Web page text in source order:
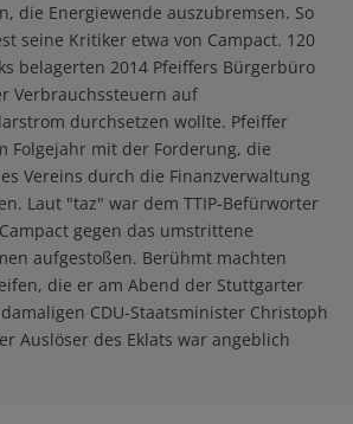
die Energiewende auszubremsen. So
seine Kritiker etwa von Campact. 120
belagerten 2014 Pfeiffers Bürgerbüro
Verbrauchssteuern auf
durchsetzen wollte. Pfeiffer
Folgejahr mit der Forderung, die
Vereins durch die Finanzverwaltung
Laut "taz" war dem TTIP-Befürworter
gegen das umstrittene
aufgestoßen. Berühmt machten
die er am Abend der Stuttgarter
CDU-Staatsminister Christoph
Auslöser des Eklats war angeblich